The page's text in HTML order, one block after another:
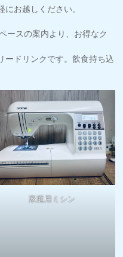
お越しください。
ースの案内より、お得なク
ードリンクです。飲⾷持ち込
家庭用ミシン